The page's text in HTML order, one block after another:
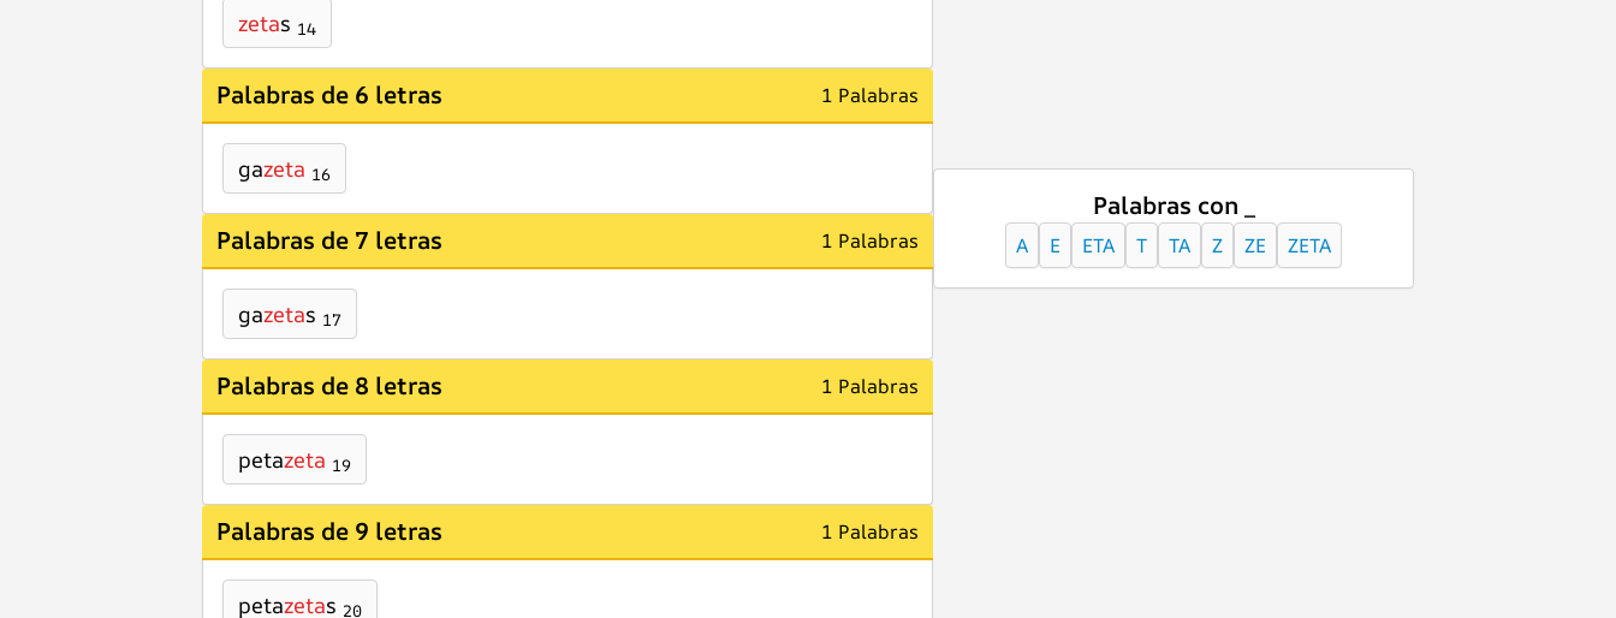
zetas 14
Palabras de 6 letras 1 Palabras
gazeta 16
Palabras de 7 letras 1 Palabras
gazetas 17
Palabras de 8 letras 1 Palabras
petazeta 19
Palabras de 9 letras 1 Palabras
petazetas 20
Palabras con _
A E ETA T TA Z ZE ZETA